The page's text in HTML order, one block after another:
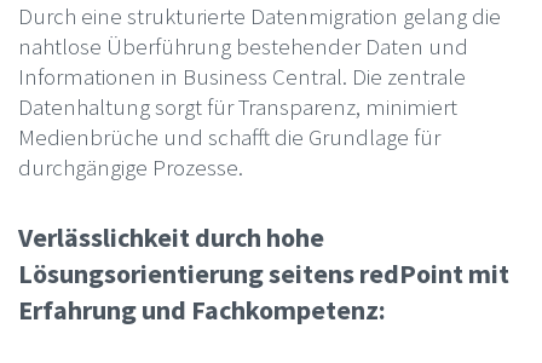
Durch eine strukturierte Datenmigration gelang die
nahtlose Überführung bestehender Daten und
Informationen in Business Central. Die zentrale
Datenhaltung sorgt für Transparenz, minimiert
Medienbrüche und schafft die Grundlage für
durchgängige Prozesse.
Verlässlichkeit durch hohe
Lösungsorientierung seitens redPoint mit
Erfahrung und Fachkompetenz: